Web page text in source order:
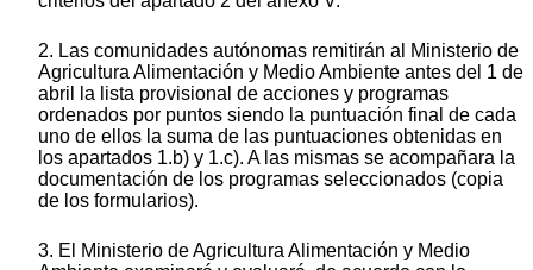
2. Las comunidades autónomas remitirán al Ministerio de
Agricultura Alimentación y Medio Ambiente antes del 1 de
abril la lista provisional de acciones y programas
ordenados por puntos siendo la puntuación final de cada
uno de ellos la suma de las puntuaciones obtenidas en
los apartados 1.b) y 1.c). A las mismas se acompañara la
documentación de los programas seleccionados (copia
de los formularios).
3. El Ministerio de Agricultura Alimentación y Medio